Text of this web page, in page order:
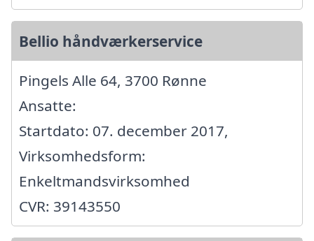
Bellio håndværkerservice
Pingels Alle 64, 3700 Rønne
Ansatte:
Startdato: 07. december 2017,
Virksomhedsform:
Enkeltmandsvirksomhed
CVR: 39143550